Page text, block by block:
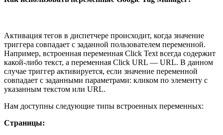
Активация тегов в диспетчере происходит, когда значение
триггера совпадает с заданной пользователем переменной.
Например, встроенная переменная Click Text всегда содержит
какой-либо текст, а переменная Click URL — URL. В данном
случае триггер активируется, если значение переменной
совпадает с заданными параметрами: кликом по элементу с
указанным текстом или URL.
Нам доступны следующие типы встроенных переменных:
Страницы: